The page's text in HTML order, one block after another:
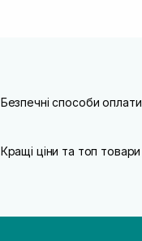
Безпечні способи оплати
Кращі ціни та топ товари